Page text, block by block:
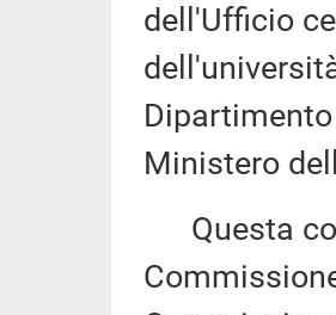
dell'Ufficio
Ministero
Questa